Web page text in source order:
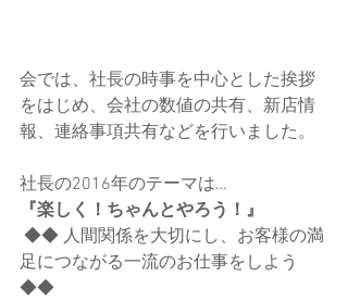
会では、社長の時事を中心とした挨拶
をはじめ、会社の数値の共有、新店情
報、連絡事項共有などを行いました。
社長の2016年のテーマは…
『楽しく！ちゃんとやろう！』
足につながる一流のお仕事をしよう
◆◆